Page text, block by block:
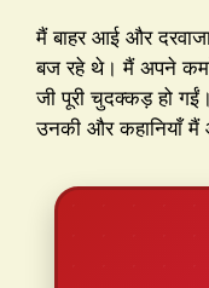
मैं बाहर आई और
बज रहे थे। मैं अपने
जी पूरी चुदक्कड़ हो
उनकी और कहानियाँ